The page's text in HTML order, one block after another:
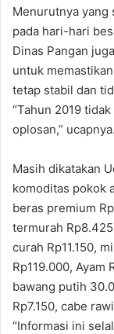
Menurutnya yang
pada hari-hari
Dinas Pangan
untuk
tetap stabil dan
“Tahun 2019
oplosan,” ucapnya.
Masih dikatakan
komoditas pokok
beras premium
termurah
curah Rp11.150,
Rp119.000, Ayam
bawang putih
Rp7.150, cabe
“Informasi ini